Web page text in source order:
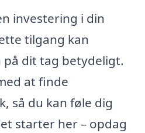
investering i din
tilgang kan
dit tag betydeligt.
at finde
så du kan føle dig
starter her – opdag